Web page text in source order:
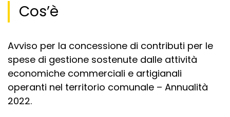
Cos’è
Avviso per la concessione di contributi per le
spese di gestione sostenute dalle attività
economiche commerciali e artigianali
operanti nel territorio comunale – Annualità
2022.